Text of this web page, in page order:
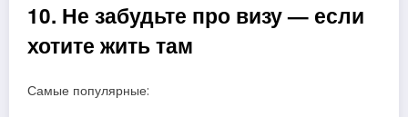
10. Не забудьте про визу — если
хотите жить там
Самые популярные: